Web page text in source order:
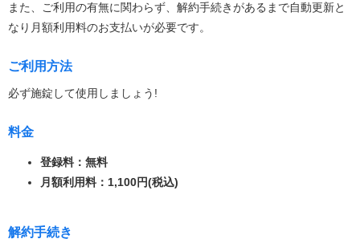
また、ご利用の有無に関わらず、解約手続きがあるまで自動更新と
なり月額利用料のお支払いが必要です。
ご利用方法
必ず施錠して使用しましょう!
料金
登録料：無料
月額利用料：1,100円(税込)
解約手続き